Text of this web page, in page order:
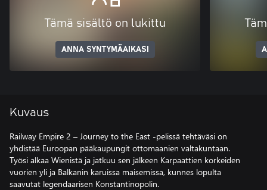
Tämä sisältö on lukittu
ANNA SYNTYMÄAIKASI
Kuvaus
Railway Empire 2 – Journey to the East -pelissä tehtäväsi on
yhdistää Euroopan pääkaupungit ottomaanien valtakuntaan.
Työsi alkaa Wienistä ja jatkuu sen jälkeen Karpaattien korkeiden
vuorien yli ja Balkanin karuissa maisemissa, kunnes lopulta
saavutat legendaarisen Konstantinopolin.